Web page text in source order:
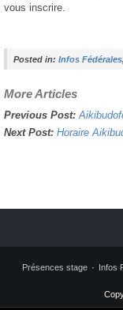
vous inscrire.
Posted in:Infos Fédérales
More Articles
Previous Post:
Next Post: Horaire
Présences stage Infos